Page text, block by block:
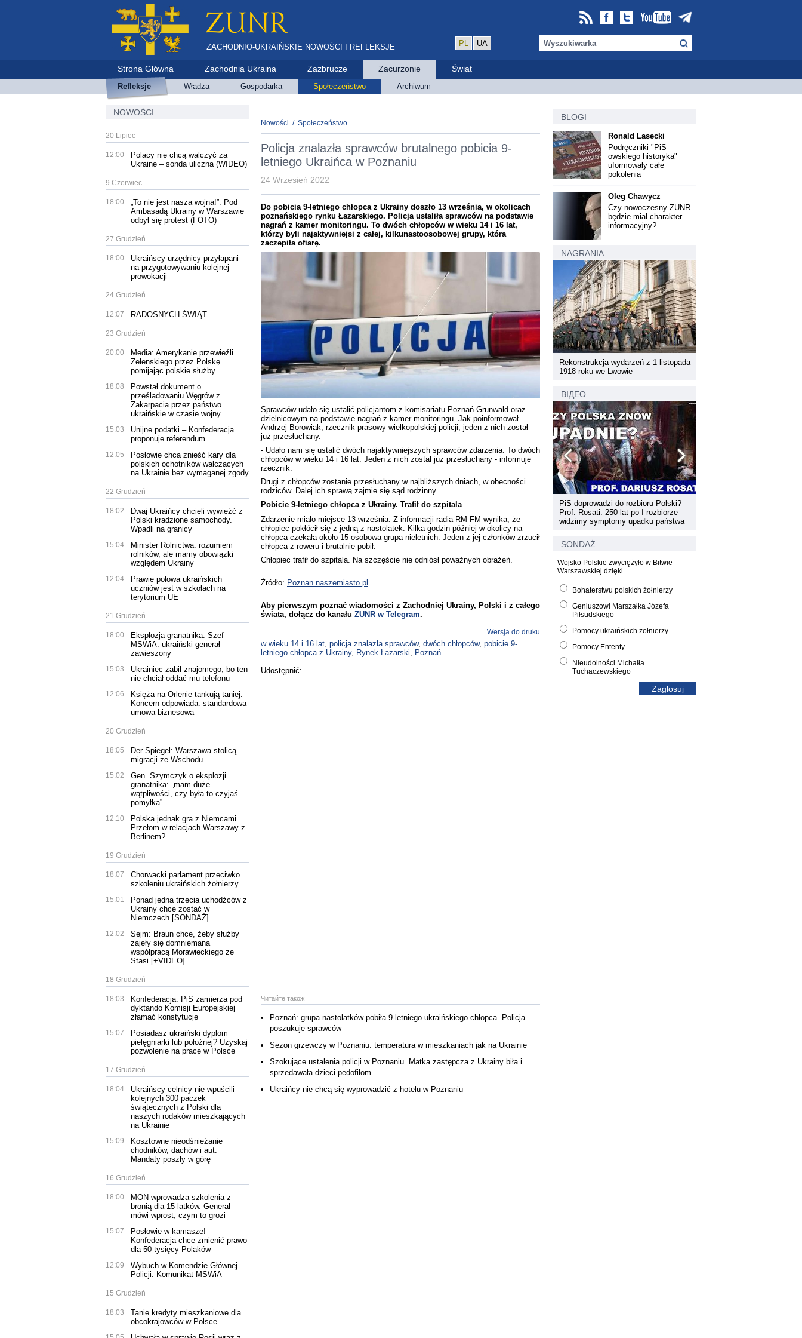
ZACHODNIO-UKRAIŃSKIE NOWOŚCI I REFLEKSJE PL UA
Strona Główna Zachodnia Ukraina Zazbrucze Zacurzonie Świat
Refleksje Władza Gospodarka Społeczeństwo Archiwum
NOWOŚCI
20 Lipiec
12:00
Polacy nie chcą walczyć za
Ukrainę – sonda uliczna (WIDEO)
9 Czerwiec
18:00
„To nie jest nasza wojna!”: Pod
Ambasadą Ukrainy w Warszawie
odbył się protest (FOTO)
27 Grudzień
18:00
Ukraińscy urzędnicy przyłapani
na przygotowywaniu kolejnej
prowokacji
24 Grudzień
12:07 RADOSNYCH ŚWIĄT
23 Grudzień
20:00
Media: Amerykanie przewieźli
Zełenskiego przez Polskę
pomijając polskie służby
18:08
Powstał dokument o
prześladowaniu Węgrów z
Zakarpacia przez państwo
ukraińskie w czasie wojny
15:03
Unijne podatki – Konfederacja
proponuje referendum
12:05
Posłowie chcą znieść kary dla
polskich ochotników walczących
na Ukrainie bez wymaganej zgody
22 Grudzień
18:02
Dwaj Ukraińcy chcieli wywieźć z
Polski kradzione samochody.
Wpadli na granicy
15:04
Minister Rolnictwa: rozumiem
rolników, ale mamy obowiązki
względem Ukrainy
12:04
Prawie połowa ukraińskich
uczniów jest w szkołach na
terytorium UE
21 Grudzień
18:00
Eksplozja granatnika. Szef
MSWiA: ukraiński generał
zawieszony
15:03
Ukrainiec zabił znajomego, bo ten
nie chciał oddać mu telefonu
12:06
Księża na Orlenie tankują taniej.
Koncern odpowiada: standardowa
umowa biznesowa
20 Grudzień
18:05
Der Spiegel: Warszawa stolicą
migracji ze Wschodu
15:02
Gen. Szymczyk o eksplozji
granatnika: „mam duże
wątpliwości, czy była to czyjaś
pomyłka”
12:10
Polska jednak gra z Niemcami.
Przełom w relacjach Warszawy z
Berlinem?
19 Grudzień
18:07
Chorwacki parlament przeciwko
szkoleniu ukraińskich żołnierzy
15:01
Ponad jedna trzecia uchodźców z
Ukrainy chce zostać w
Niemczech [SONDAŻ]
12:02
Sejm: Braun chce, żeby służby
zajęły się domniemaną
współpracą Morawieckiego ze
Stasi [+VIDEO]
18 Grudzień
18:03
Konfederacja: PiS zamierza pod
dyktando Komisji Europejskiej
złamać konstytucję
15:07
Posiadasz ukraiński dyplom
pielęgniarki lub położnej? Uzyskaj
pozwolenie na pracę w Polsce
17 Grudzień
18:04
Ukraińscy celnicy nie wpuścili
kolejnych 300 paczek
świątecznych z Polski dla
naszych rodaków mieszkających
na Ukrainie
15:09
Kosztowne nieodśnieżanie
chodników, dachów i aut.
Mandaty poszły w górę
16 Grudzień
18:00
MON wprowadza szkolenia z
bronią dla 15-latków. Generał
mówi wprost, czym to grozi
15:07
Posłowie w kamasze!
Konfederacja chce zmienić prawo
dla 50 tysięcy Polaków
12:09
Wybuch w Komendzie Głównej
Policji. Komunikat MSWiA
15 Grudzień
18:03
Tanie kredyty mieszkaniowe dla
obcokrajowców w Polsce
Nowości / Społeczeństwo
Policja znalazła sprawców brutalnego pobicia 9-
letniego Ukraińca w Poznaniu
24 Wrzesień 2022
Do pobicia 9-letniego chłopca z Ukrainy doszło 13 września, w okolicach
poznańskiego rynku Łazarskiego. Policja ustaliła sprawców na podstawie
nagrań z kamer monitoringu. To dwóch chłopców w wieku 14 i 16 lat,
którzy byli najaktywniejsi z całej, kilkunastoosobowej grupy, która
zaczepiła ofiarę.
Sprawców udało się ustalić policjantom z komisariatu Poznań-Grunwald oraz
dzielnicowym na podstawie nagrań z kamer monitoringu. Jak poinformował
Andrzej Borowiak, rzecznik prasowy wielkopolskiej policji, jeden z nich został
już przesłuchany.
- Udało nam się ustalić dwóch najaktywniejszych sprawców zdarzenia. To dwóch
chłopców w wieku 14 i 16 lat. Jeden z nich został juz przesłuchany - informuje
rzecznik.
Drugi z chłopców zostanie przesłuchany w najbliższych dniach, w obecności
rodziców. Dalej ich sprawą zajmie się sąd rodzinny.
Pobicie 9-letniego chłopca z Ukrainy. Trafił do szpitala
Zdarzenie miało miejsce 13 września. Z informacji radia RM FM wynika, że
chłopiec pokłócił się z jedną z nastolatek. Kilka godzin później w okolicy na
chłopca czekała około 15-osobowa grupa nieletnich. Jeden z jej członków zrzucił
chłopca z roweru i brutalnie pobił.
Chłopiec trafił do szpitala. Na szczęście nie odniósł poważnych obrażeń.
Źródło: Poznan.naszemiasto.pl
Aby pierwszym poznać wiadomości z Zachodniej Ukrainy, Polski i z całego
świata, dołącz do kanału ZUNR w Telegram.
Wersja do druku
w wieku 14 i 16 lat, policja znalazła sprawców, dwóch chłopców, pobicie 9-
letniego chłopca z Ukrainy, Rynek Łazarski, Poznań
Udostępnić:
Читайте також
Poznań: grupa nastolatków pobiła 9-letniego ukraińskiego chłopca. Policja
poszukuje sprawców
Sezon grzewczy w Poznaniu: temperatura w mieszkaniach jak na Ukrainie
Szokujące ustalenia policji w Poznaniu. Matka zastępcza z Ukrainy biła i
sprzedawała dzieci pedofilom
Ukraińcy nie chcą się wyprowadzić z hotelu w Poznaniu
BLOGI
Ronald Lasecki
Podręczniki "PiS-
owskiego historyka"
uformowały całe
pokolenia
Oleg Chawycz
Czy nowoczesny ZUNR
będzie miał charakter
informacyjny?
NAGRANIA
Rekonstrukcja wydarzeń z 1 listopada
1918 roku we Lwowie
Rekonstrukcja wydarzeń z 1 listopada
1918 roku we Lwowie
ВІДЕО
Dyskusja "Wspólna przestrzeń
PiS doprowadzi do rozbioru Polski?
Prof. Rosati: 250 lat po I rozbiorze
widzimy symptomy upadku państwa
SONDAŻ
Wojsko Polskie zwyciężyło w Bitwie
Warszawskiej dzięki...
Bohaterstwu polskich żołnierzy
Geniuszowi Marszałka Józefa
Piłsudskiego
Pomocy ukraińskich żołnierzy
Pomocy Ententy
Nieudolności Michaiła
Tuchaczewskiego